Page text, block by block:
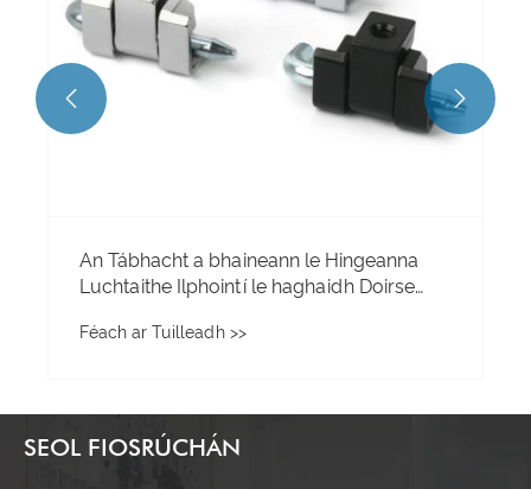
 
SEOL FIOSRÚCHÁN